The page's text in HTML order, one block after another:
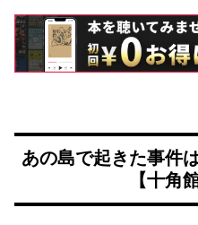
あの島で起きた事件
【十角